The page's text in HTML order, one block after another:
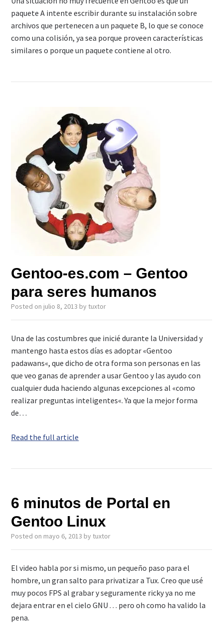
paquete A intente escribir durante su instalación sobre
archivos que pertenecen a un paquete B, lo que se conoce
como una colisión, ya sea porque proveen características
similares o porque un paquete contiene al otro.
Gentoo-es.com – Gentoo
para seres humanos
Posted on julio 8, 2013 by tuxtor
Una de las costumbres que inicié durante la Universidad y
mantengo hasta estos días es adoptar «Gentoo
padawans«, que dicho de otra forma son personas en las
que veo ganas de aprender a usar Gentoo y las ayudo con
cualquier duda haciendo algunas excepciones al «como
realizar preguntas inteligentes«. Ya que la mejor forma
de…
Read the full article
6 minutos de Portal en
Gentoo Linux
Posted on mayo 6, 2013 by tuxtor
El video habla por si mismo, un pequeño paso para el
hombre, un gran salto para privatizar a Tux. Creo que usé
muy pocos FPS al grabar y seguramente ricky ya no me
dejara entrar en el cielo GNU . . . pero oh como ha valido la
pena.